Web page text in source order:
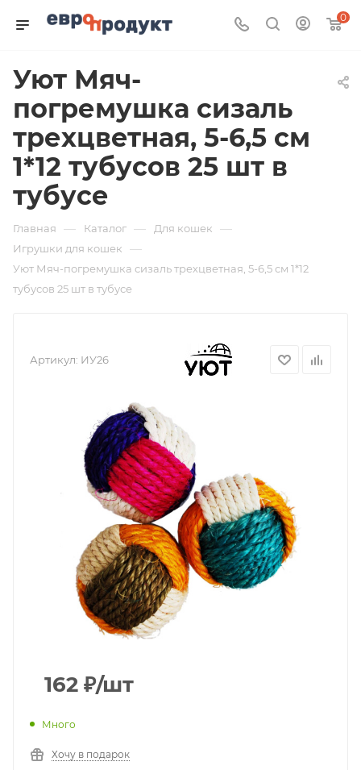
0
Уют Мяч-
погремушка сизаль
трехцветная, 5-6,5 см
1*12 тубусов 25 шт в
тубусе
Главная — Каталог — Для кошек —
Игрушки для кошек —
Уют Мяч-погремушка сизаль трехцветная, 5-6,5 см 1*12
тубусов 25 шт в тубусе
Артикул: ИУ26
162 ₽/шт
Много
Хочу в подарок